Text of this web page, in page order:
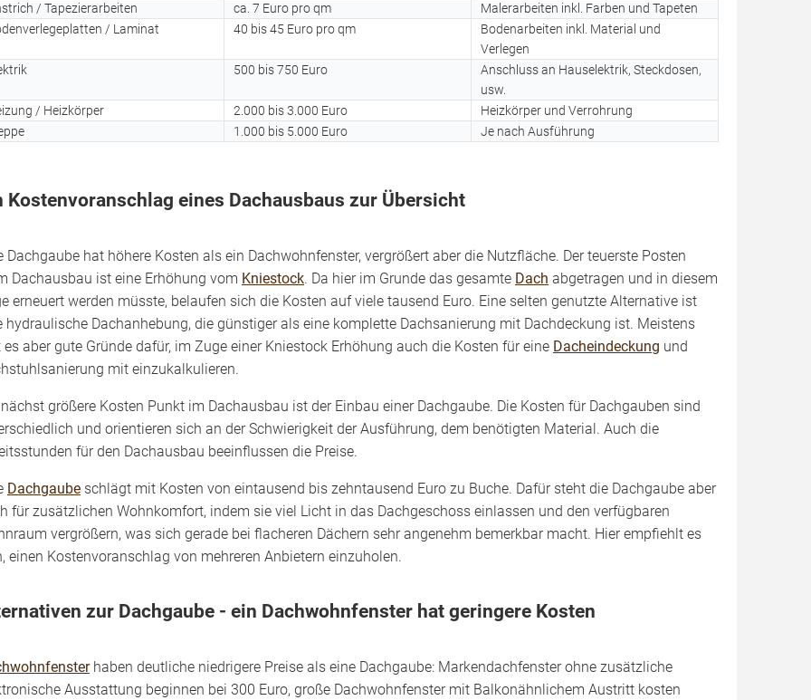
/ Tapezierarbeiten
ca. 7 Euro pro qm
Malerarbeiten inkl. Farben und Tapeten
/ Laminat
40 bis 45 Euro pro qm
Bodenarbeiten inkl. Material und
Verlegen
500 bis 750 Euro
Anschluss an Hauselektrik, Steckdosen,
usw.
/ Heizkörper
2.000 bis 3.000 Euro
Heizkörper und Verrohrung
1.000 bis 5.000 Euro Je nach Ausführung
Kostenvoranschlag eines Dachausbaus zur Übersicht
Dachgaube hat höhere Kosten als ein Dachwohnfenster, vergrößert aber die Nutzfläche. Der teuerste Posten
Dach­ausbau ist eine Erhöhung vom Knie­stock. Da hier im Grunde das gesamte Dach abgetragen und in diesem
erneuert werden müsste, belaufen sich die Kosten auf viele tausend Euro. Eine selten genutzte Alternative ist
hydraulische Dachanhebung, die günstiger als eine komplette Dachsanierung mit Dach­deckung ist. Meistens
aber gute Gründe dafür, im Zuge einer Knie­stock Erhöhung auch die Kosten für eine Dacheindeckung und
mit einzukalkulieren.
nächst größere Kosten Punkt im Dachausbau ist der Einbau einer Dachgaube. Die Kosten für Dachgauben sind
und orientieren sich an der Schwierigkeit der Ausführung, dem benötigten Material. Auch die
für den Dachausbau beeinflussen die Preise.
Dachgaube schlägt mit Kosten von eintausend bis zehntausend Euro zu Buche. Dafür steht die Dachgaube aber
für zusätzlichen Wohnkomfort, indem sie viel Licht in das Dachgeschoss einlassen und den verfügbaren
vergrößern, was sich gerade bei flacheren Dächern sehr angenehm bemerkbar macht. Hier empfiehlt es
einen Kostenvoranschlag von mehreren Anbietern einzuholen.
zur Dachgaube - ein Dachwohnfenster hat geringere Kosten
haben deutliche niedrigere Preise als eine Dachgaube: Markendachfenster ohne zusätzliche
Ausstattung beginnen bei 300 Euro, große Dachwohnfenster mit Balkonähnlichem Austritt kosten